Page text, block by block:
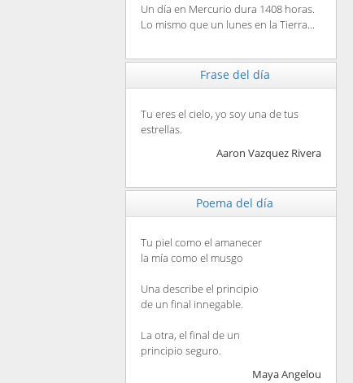
Un día en Mercurio dura 1408 horas.
Lo mismo que un lunes en la Tierra...
Frase del día
Tu eres el cielo, yo soy una de tus
estrellas.
Aaron Vazquez Rivera
Poema del día
Tu piel como el amanecer
la mía como el musgo
Una describe el principio
de un final innegable.
La otra, el final de un
principio seguro.
Maya Angelou